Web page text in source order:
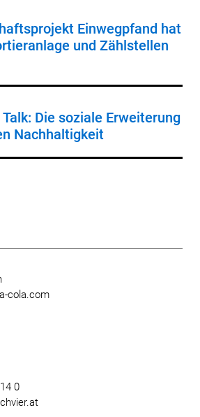
Einwegpfand hat
und Zählstellen
Talk: Die soziale Erweiterung
Nachhaltigkeit
cola.com
0